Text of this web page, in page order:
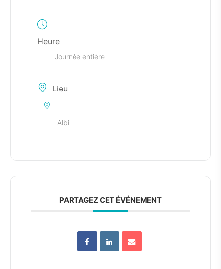
Heure
Journée entière
Lieu
Albi
PARTAGEZ CET ÉVÉNEMENT